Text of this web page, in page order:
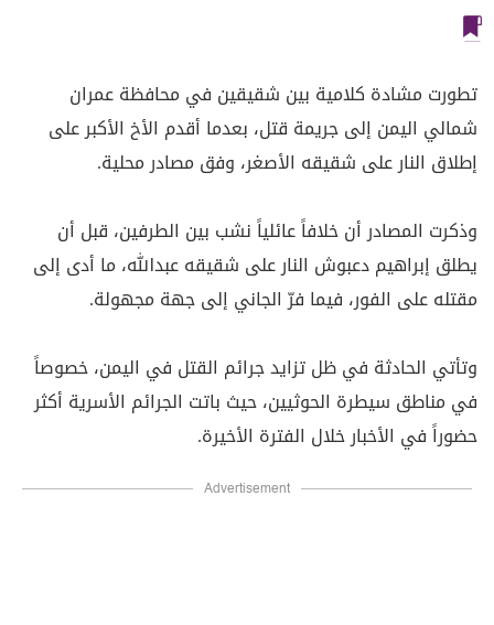
تطورت مشادة كلامية بين شقيقين في محافظة عمران
شمالي اليمن إلى جريمة قتل، بعدما أقدم الأخ الأكبر على
إطلاق النار على شقيقه الأصغر، وفق مصادر محلية.
وذكرت المصادر أن خلافاً عائلياً نشب بين الطرفين، قبل أن
يطلق إبراهيم دعبوش النار على شقيقه عبدالله، ما أدى إلى
مقتله على الفور، فيما فرّ الجاني إلى جهة مجهولة.
وتأتي الحادثة في ظل تزايد جرائم القتل في اليمن، خصوصاً
في مناطق سيطرة الحوثيين، حيث باتت الجرائم الأسرية أكثر
حضوراً في الأخبار خلال الفترة الأخيرة.
Advertisement